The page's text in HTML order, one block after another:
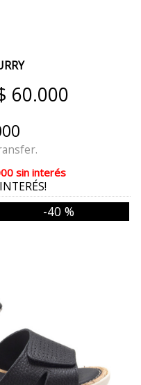
60.000
sin interés
-40 %